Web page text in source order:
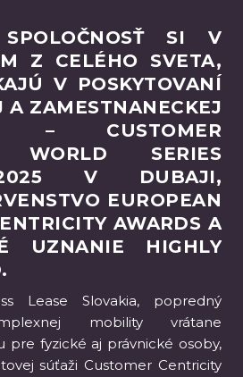
SPOLOČNOSŤ SI V
Z CELÉHO SVETA,
V POSKYTOVANÍ
A ZAMESTNANECKEJ
– CUSTOMER
WORLD SERIES
V DUBAJI,
EUROPEAN
AWARDS A
UZNANIE HIGHLY
Lease Slovakia, popredný
mobility vrátane
pre fyzické aj právnické osoby,
súťaži Customer Centricity